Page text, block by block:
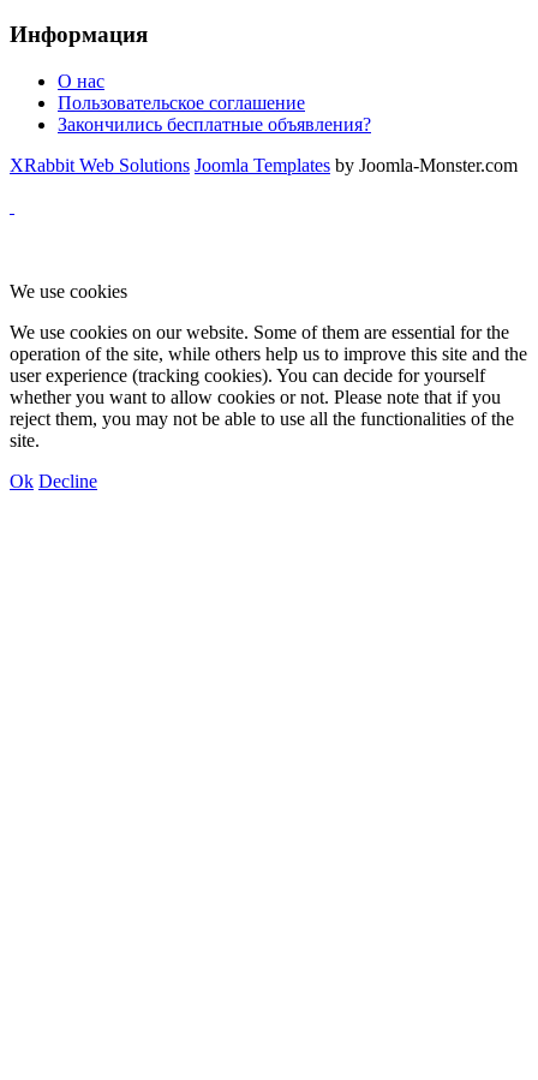
Информация
О нас
Пользовательское соглашение
Закончились бесплатные объявления?
XRabbit Web Solutions Joomla Templates by Joomla-Monster.com
We use cookies
We use cookies on our website. Some of them are essential for the
operation of the site, while others help us to improve this site and the
user experience (tracking cookies). You can decide for yourself
whether you want to allow cookies or not. Please note that if you
reject them, you may not be able to use all the functionalities of the
site.
Ok Decline